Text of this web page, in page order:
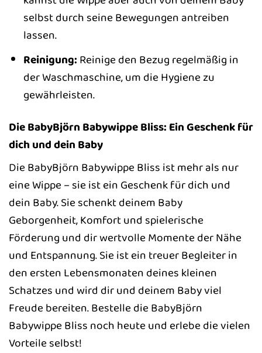
selbst durch seine Bewegungen antreiben
lassen.
Reinigung: Reinige den Bezug regelmäßig in
der Waschmaschine, um die Hygiene zu
gewährleisten.
Die BabyBjörn Babywippe Bliss: Ein Geschenk für
dich und dein Baby
Die BabyBjörn Babywippe Bliss ist mehr als nur
eine Wippe – sie ist ein Geschenk für dich und
dein Baby. Sie schenkt deinem Baby
Geborgenheit, Komfort und spielerische
Förderung und dir wertvolle Momente der Nähe
und Entspannung. Sie ist ein treuer Begleiter in
den ersten Lebensmonaten deines kleinen
Schatzes und wird dir und deinem Baby viel
Freude bereiten. Bestelle die BabyBjörn
Babywippe Bliss noch heute und erlebe die vielen
Vorteile selbst!